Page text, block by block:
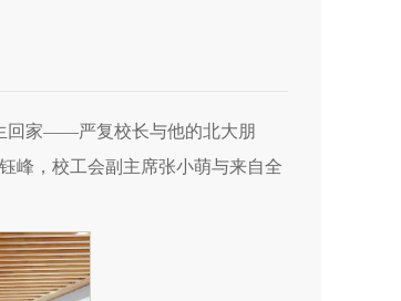
回家——严复校长与他的北大朋
峰，校工会副主席张小萌与来自全